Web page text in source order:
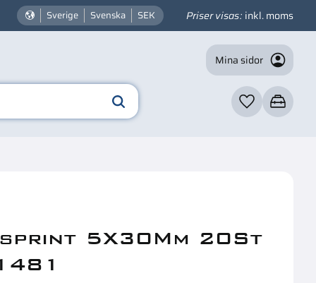
Sverige Svenska SEK Priser visas inkl. moms
Mina sidor
Favoriter
Kundvagn
intressera dig?
5X30Mm 20St